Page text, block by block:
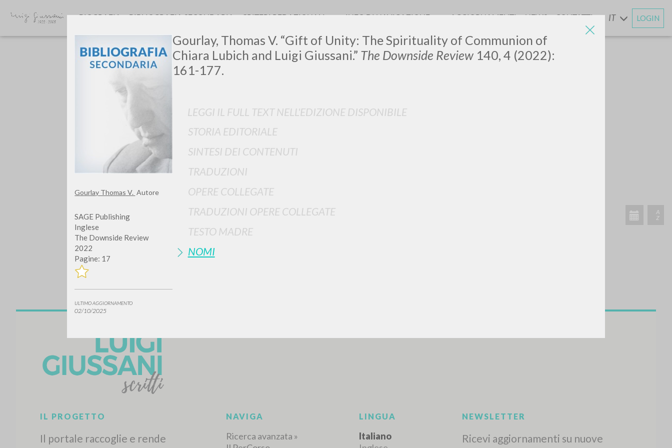
Gourlay Thomas V. Autore
SAGE Publishing
Inglese
The Downside Review
2022
Pagine: 17
ULTIMO AGGIORNAMENTO
02/10/2025
Gourlay, Thomas V. “Gift of Unity: The Spirituality of Communion of
Chiara Lubich and Luigi Giussani.” The Downside Review140, 4 (2022):
161-177.
LEGGI IL FULL TEXT NELL'EDIZIONE DISPONIBILE
STORIA EDITORIALE
SINTESI DEI CONTENUTI
TRADUZIONI
OPERE COLLEGATE
TRADUZIONI OPERE COLLEGATE
TESTO MADRE
NOMI
LUIGI
GIUSSANI
BIOGRAFIA BIBLIOGRAFIA SECONDARIA CRITERI REDAZIONALI INFO DI NAVIGAZIONE AGGIORNAMENTIENEWS CONTATTI IT LOGIN
TIPOLOGIA OPERA